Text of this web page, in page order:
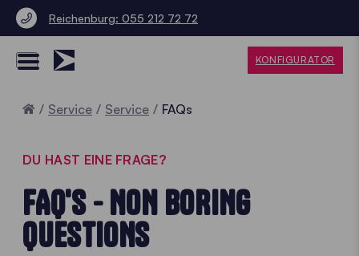
Reichenburg: 055 212 72 72
KONFIGURATOR
Home
Service Service FAQs
DU HAST EINE FRAGE?
FAQ'S - NON BORING
QUESTIONS